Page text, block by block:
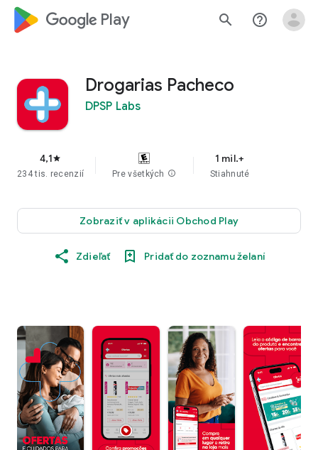
google_logo Play search help_outline
Drogarias Pacheco
DPSP Labs
4,1star
234 tis. recenzií Pre všetkých info
1 mil.+
Stiahnuté
Zobraziť v aplikácii Obchod Play
Zdieľať Pridať do zoznamu želaní